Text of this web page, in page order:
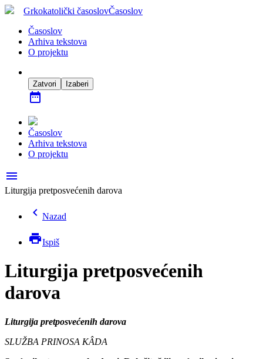
Grkokatolički časoslovČasoslov
Časoslov
Arhiva tekstova
O projektu
Zatvori Izaberi
date_range
Časoslov
Arhiva tekstova
O projektu
menu
Liturgija pretposvećenih darova
chevron_left Nazad
printIspiš
Liturgija pretposvećenih
darova
Liturgija pretposvećenih darova
SLUŽBA PRINOSA KÂDA